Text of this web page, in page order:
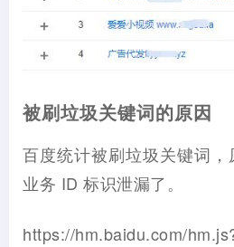
被刷垃圾关键词的原因
百度统计被刷垃圾关键词
业务 ID 标识泄漏了。
https://hm.baidu.com/